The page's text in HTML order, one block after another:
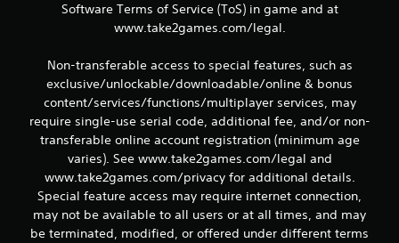
e
e
m
8
2
8
Software Terms of Service (ToS) in game and at
www.take2games.com/legal.
Non-transferable access to special features, such as
exclusive/unlockable/downloadable/online & bonus
content/services/functions/multiplayer services, may
require single-use serial code, additional fee, and/or non-
transferable online account registration (minimum age
varies). See www.take2games.com/legal and
www.take2games.com/privacy for additional details.
Special feature access may require internet connection,
may not be available to all users or at all times, and may
be terminated, modified, or offered under different terms